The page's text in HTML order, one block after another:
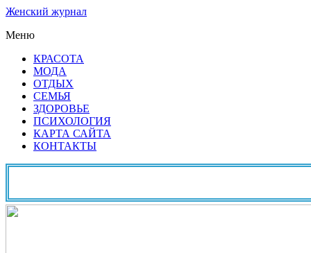
Женский журнал
Меню
КРАСОТА
МОДА
ОТДЫХ
СЕМЬЯ
ЗДОРОВЬЕ
ПСИХОЛОГИЯ
КАРТА САЙТА
КОНТАКТЫ